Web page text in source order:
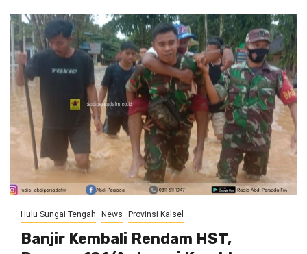
Hulu Sungai Tengah News Provinsi Kalsel
Banjir Kembali Rendam HST,